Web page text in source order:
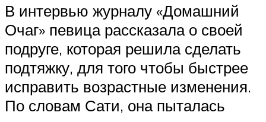
В интервью журналу «Домашний
Очаг» певица рассказала о своей
подруге, которая решила сделать
подтяжку, для того чтобы быстрее
исправить возрастные изменения.
По словам Сати, она пыталась